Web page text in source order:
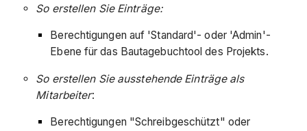
So erstellen Sie Einträge:
Berechtigungen auf 'Standard'- oder 'Admin'-
Ebene für das Bautagebuchtool des Projekts.
So erstellen Sie ausstehende Einträge als
Mitarbeiter:
Berechtigungen "Schreibgeschützt" oder